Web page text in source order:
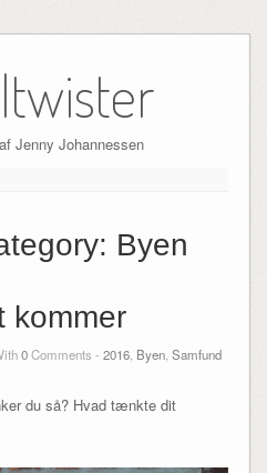
Jenny Johannessen
Byen
kommer
0Comments - 2016, Byen, Samfund
du så? Hvad tænkte dit